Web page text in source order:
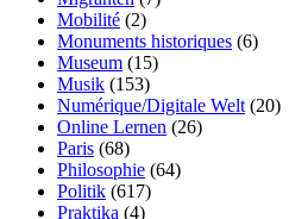
Mobilité (2)
Monuments historiques (6)
Museum (15)
Musik (153)
Numérique/Digitale Welt (20)
Online Lernen (26)
Paris (68)
Philosophie (64)
Politik (617)
Praktika (4)